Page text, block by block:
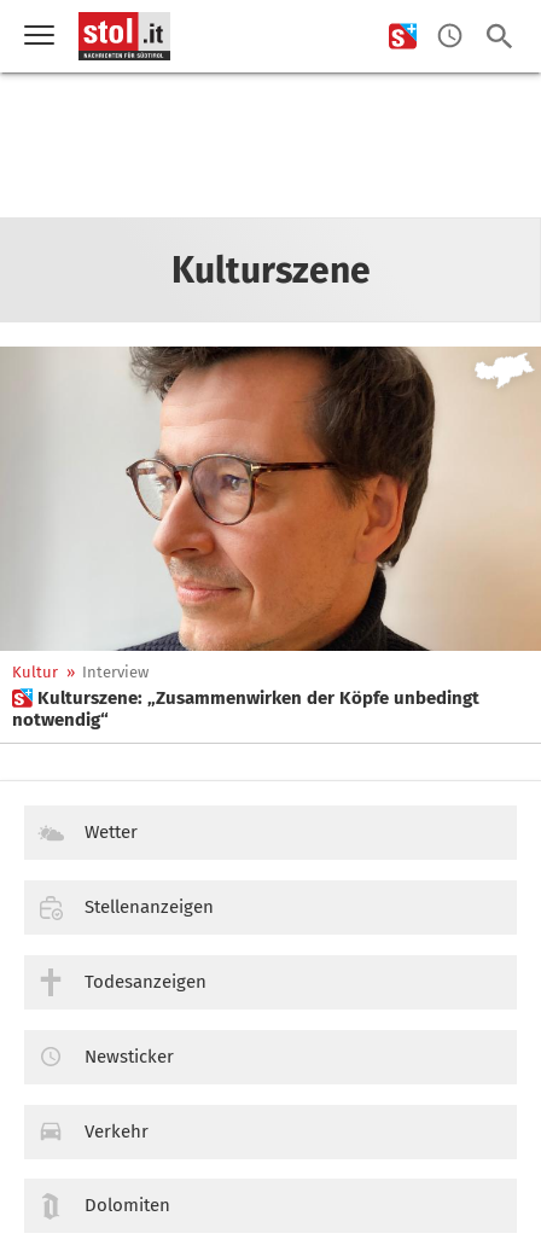
Kulturszene
Kultur » Interview
 Kulturszene: „Zusammenwirken der Köpfe unbedingt
notwendig“
Wetter
Stellenanzeigen
Todesanzeigen
Newsticker
Verkehr
Dolomiten